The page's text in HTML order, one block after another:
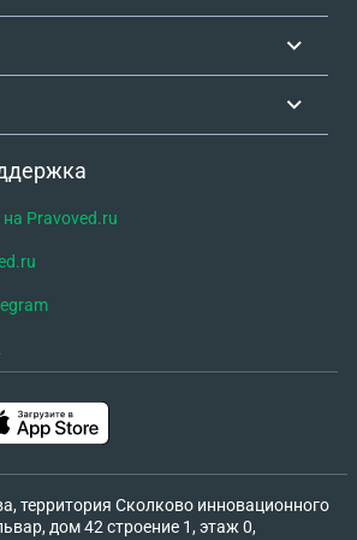
Pravoved.ru
территория Сколково инновационного
дом 42 строение 1, этаж 0,